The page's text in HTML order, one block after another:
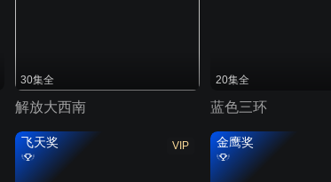
30集全
解放大西南
20集全
蓝色三环
VIP
飞天奖 金鹰奖